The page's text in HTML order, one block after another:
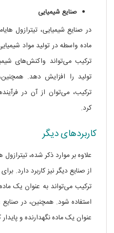
صنایع شیمیایی
ماده واسطه در تولید مواد
ترکیب می‌تواند واکنش‌های
تولید را افزایش دهد.
ترکیب، می‌توان از آن در
کرد.
کاربردهای دیگر
از صنایع دیگر نیز کاربرد دارد.
ترکیب می‌تواند به عنوان یک
استفاده شود. همچنین، در
عنوان یک ماده نگهدارنده و